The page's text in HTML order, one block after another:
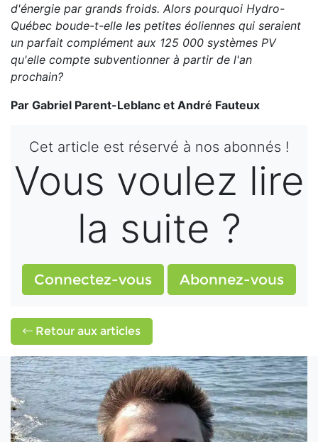
d'énergie par grands froids. Alors pourquoi Hydro-
Québec boude-t-elle les petites éoliennes qui seraient
un parfait complément aux 125 000 systèmes PV
qu'elle compte subventionner à partir de l'an
prochain?
Par Gabriel Parent-Leblanc et André Fauteux
Cet article est réservé à nos abonnés !
Vous voulez lire
la suite ?
Connectez-vous Abonnez-vous
Retour aux articles